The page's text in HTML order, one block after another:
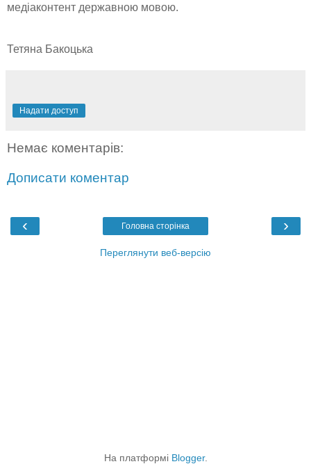
медіаконтент державною мовою.
Тетяна Бакоцька
Надати доступ
Немає коментарів:
Дописати коментар
‹ ›
Головна сторінка
Переглянути веб-версію
На платформі Blogger.